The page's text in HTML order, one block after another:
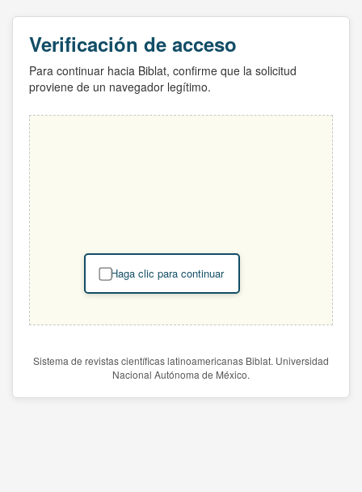
Verificación de acceso
Para continuar hacia Biblat, confirme que la solicitud
proviene de un navegador legítimo.
Haga clic para continuar
Sistema de revistas científicas latinoamericanas Biblat. Universidad
Nacional Autónoma de México.